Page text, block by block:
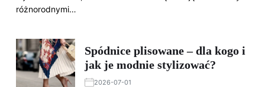
różnorodnymi…
Spódnice plisowane – dla kogo i
jak je modnie stylizować?
2026-07-01